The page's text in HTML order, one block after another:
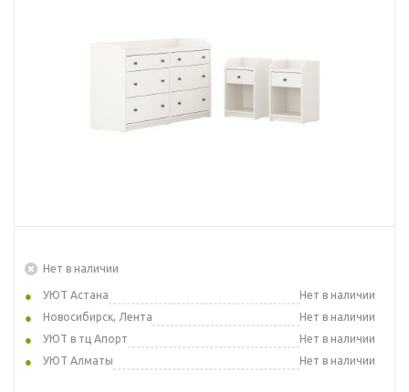
Нет в наличии
УЮТ Астана
Нет в наличии
Новосибирск, Лента
Нет в наличии
УЮТ в тц Апорт
Нет в наличии
УЮТ Алматы
Нет в наличии